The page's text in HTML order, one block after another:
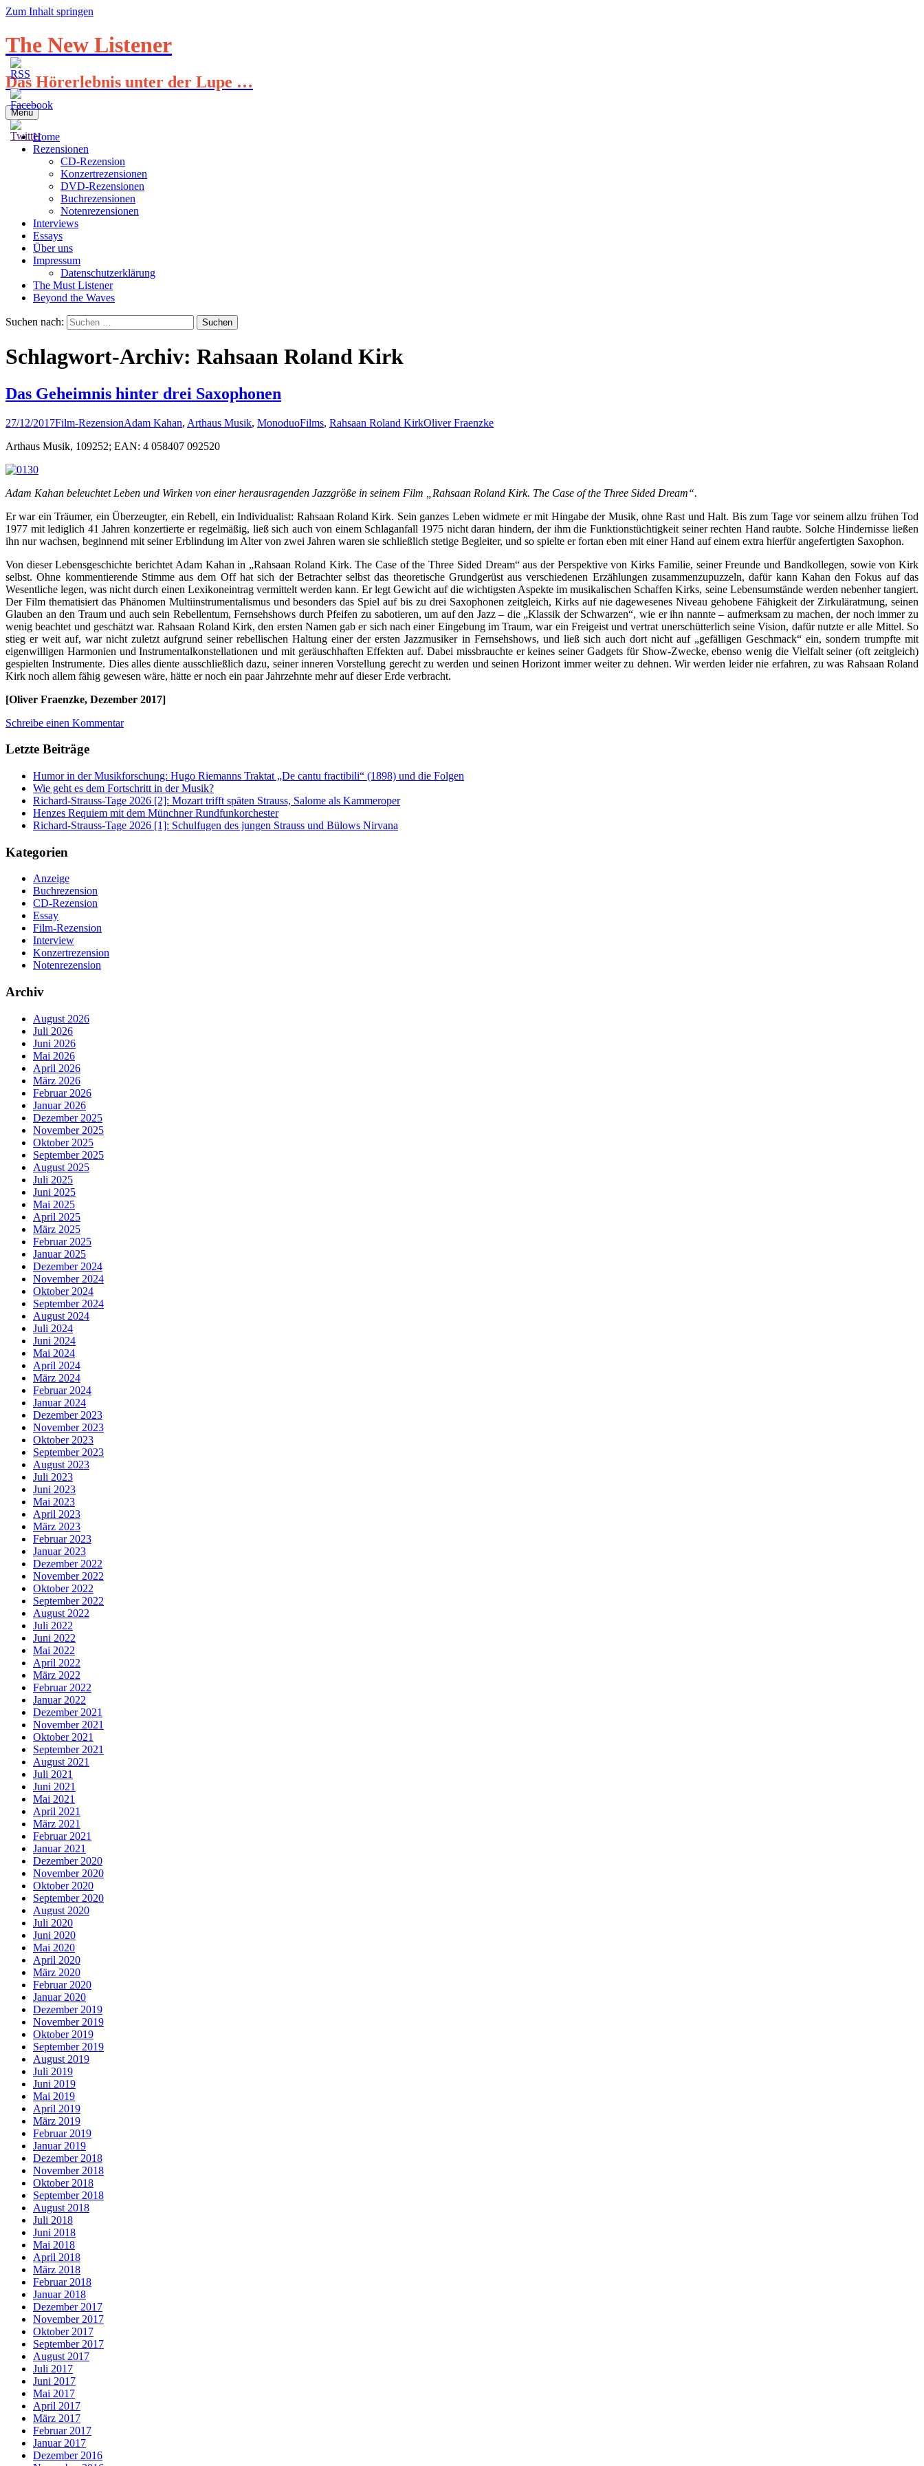
Zum Inhalt springen
The New Listener
Das Hörerlebnis unter der Lupe …
Menü
Home
Rezensionen
CD-Rezension
Konzertrezensionen
DVD-Rezensionen
Buchrezensionen
Notenrezensionen
Interviews
Essays
Über uns
Impressum
Datenschutzerklärung
The Must Listener
Beyond the Waves
Suchen nach:
Schlagwort-Archiv: Rahsaan Roland Kirk
Das Geheimnis hinter drei Saxophonen
27/12/2017Film-RezensionAdam Kahan, Arthaus Musik, MonoduoFilms, Rahsaan Roland KirkOliver Fraenzke
Arthaus Musik, 109252; EAN: 4 058407 092520
Adam Kahan beleuchtet Leben und Wirken von einer herausragenden Jazzgröße in seinem Film „Rahsaan Roland Kirk. The Case of the Three Sided Dream“.
Er war ein Träumer, ein Überzeugter, ein Rebell, ein Individualist: Rahsaan Roland Kirk. Sein ganzes Leben widmete er mit Hingabe der Musik, ohne Rast und Halt. Bis zum Tage vor seinem allzu frühen Tod
1977 mit lediglich 41 Jahren konzertierte er regelmäßig, ließ sich auch von einem Schlaganfall 1975 nicht daran hindern, der ihm die Funktionstüchtigkeit seiner rechten Hand raubte. Solche Hindernisse ließen
ihn nur wachsen, beginnend mit seiner Erblindung im Alter von zwei Jahren waren sie schließlich stetige Begleiter, und so spielte er fortan eben mit einer Hand auf einem extra hierfür angefertigten Saxophon.
Von dieser Lebensgeschichte berichtet Adam Kahan in „Rahsaan Roland Kirk. The Case of the Three Sided Dream“ aus der Perspektive von Kirks Familie, seiner Freunde und Bandkollegen, sowie von Kirk
selbst. Ohne kommentierende Stimme aus dem Off hat sich der Betrachter selbst das theoretische Grundgerüst aus verschiedenen Erzählungen zusammenzupuzzeln, dafür kann Kahan den Fokus auf das
Wesentliche legen, was nicht durch einen Lexikoneintrag vermittelt werden kann. Er legt Gewicht auf die wichtigsten Aspekte im musikalischen Schaffen Kirks, seine Lebensumstände werden nebenher tangiert.
Der Film thematisiert das Phänomen Multiinstrumentalismus und besonders das Spiel auf bis zu drei Saxophonen zeitgleich, Kirks auf nie dagewesenes Niveau gehobene Fähigkeit der Zirkuläratmung, seinen
Glauben an den Traum und auch sein Rebellentum, Fernsehshows durch Pfeifen zu sabotieren, um auf den Jazz – die „Klassik der Schwarzen“, wie er ihn nannte – aufmerksam zu machen, der noch immer zu
wenig beachtet und geschätzt war. Rahsaan Roland Kirk, den ersten Namen gab er sich nach einer Eingebung im Traum, war ein Freigeist und vertrat unerschütterlich seine Vision, dafür nutzte er alle Mittel. So
stieg er weit auf, war nicht zuletzt aufgrund seiner rebellischen Haltung einer der ersten Jazzmusiker in Fernsehshows, und ließ sich auch dort nicht auf „gefälligen Geschmack“ ein, sondern trumpfte mit
eigenwilligen Harmonien und Instrumentalkonstellationen und mit geräuschhaften Effekten auf. Dabei missbrauchte er keines seiner Gadgets für Show-Zwecke, ebenso wenig die Vielfalt seiner (oft zeitgleich)
gespielten Instrumente. Dies alles diente ausschließlich dazu, seiner inneren Vorstellung gerecht zu werden und seinen Horizont immer weiter zu dehnen. Wir werden leider nie erfahren, zu was Rahsaan Roland
Kirk noch allem fähig gewesen wäre, hätte er noch ein paar Jahrzehnte mehr auf dieser Erde verbracht.
[Oliver Fraenzke, Dezember 2017]
Schreibe einen Kommentar
Letzte Beiträge
Humor in der Musikforschung: Hugo Riemanns Traktat „De cantu fractibili“ (1898) und die Folgen
Wie geht es dem Fortschritt in der Musik?
Richard-Strauss-Tage 2026 [2]: Mozart trifft späten Strauss, Salome als Kammeroper
Henzes Requiem mit dem Münchner Rundfunkorchester
Richard-Strauss-Tage 2026 [1]: Schulfugen des jungen Strauss und Bülows Nirvana
Kategorien
Anzeige
Buchrezension
CD-Rezension
Essay
Film-Rezension
Interview
Konzertrezension
Notenrezension
Archiv
August 2026
Juli 2026
Juni 2026
Mai 2026
April 2026
März 2026
Februar 2026
Januar 2026
Dezember 2025
November 2025
Oktober 2025
September 2025
August 2025
Juli 2025
Juni 2025
Mai 2025
April 2025
März 2025
Februar 2025
Januar 2025
Dezember 2024
November 2024
Oktober 2024
September 2024
August 2024
Juli 2024
Juni 2024
Mai 2024
April 2024
März 2024
Februar 2024
Januar 2024
Dezember 2023
November 2023
Oktober 2023
September 2023
August 2023
Juli 2023
Juni 2023
Mai 2023
April 2023
März 2023
Februar 2023
Januar 2023
Dezember 2022
November 2022
Oktober 2022
September 2022
August 2022
Juli 2022
Juni 2022
Mai 2022
April 2022
März 2022
Februar 2022
Januar 2022
Dezember 2021
November 2021
Oktober 2021
September 2021
August 2021
Juli 2021
Juni 2021
Mai 2021
April 2021
März 2021
Februar 2021
Januar 2021
Dezember 2020
November 2020
Oktober 2020
September 2020
August 2020
Juli 2020
Juni 2020
Mai 2020
April 2020
März 2020
Februar 2020
Januar 2020
Dezember 2019
November 2019
Oktober 2019
September 2019
August 2019
Juli 2019
Juni 2019
Mai 2019
April 2019
März 2019
Februar 2019
Januar 2019
Dezember 2018
November 2018
Oktober 2018
September 2018
August 2018
Juli 2018
Juni 2018
Mai 2018
April 2018
März 2018
Februar 2018
Januar 2018
Dezember 2017
November 2017
Oktober 2017
September 2017
August 2017
Juli 2017
Juni 2017
Mai 2017
April 2017
März 2017
Februar 2017
Januar 2017
Dezember 2016